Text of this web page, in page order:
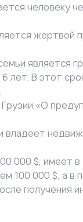
человеку
жертвой
является
В этот
«О
владеет
000 $, имеет
100 000 $, а
получения